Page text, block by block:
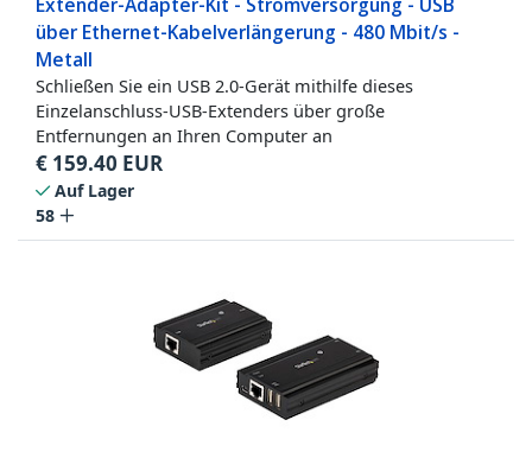
über Ethernet-Kabelverlängerung - 480 Mbit/s -
Metall
Schließen Sie ein USB 2.0-Gerät mithilfe dieses
Einzelanschluss-USB-Extenders über große
Entfernungen an Ihren Computer an
€ 159.40 EUR
Auf Lager
58